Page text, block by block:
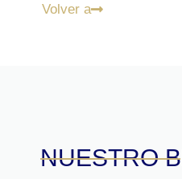
Volver a
NUESTRO